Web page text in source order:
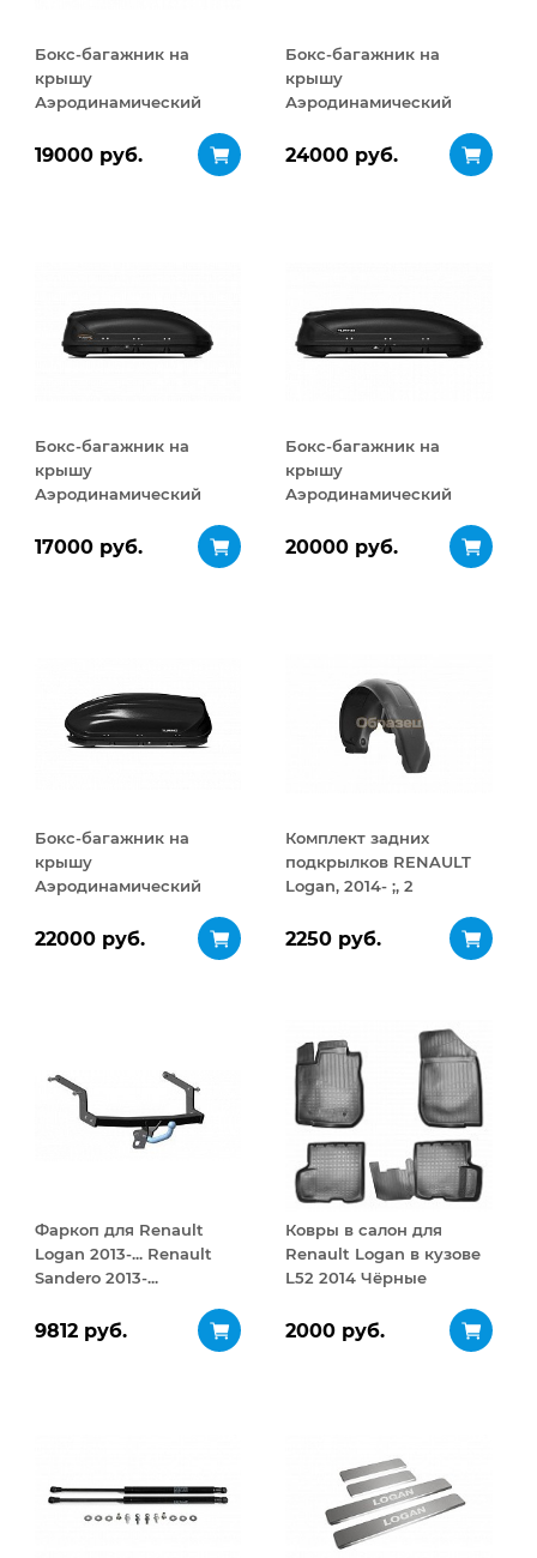
Бокс-багажник на
крышу
Аэродинамический
ДВУСТОРОННЕЕ
19000 руб.
Бокс-багажник на
крышу
Аэродинамический
24000 руб.
Бокс-багажник на
крышу
Аэродинамический
17000 руб.
Бокс-багажник на
крышу
Аэродинамический
20000 руб.
Бокс-багажник на
крышу
Аэродинамический
ДВУСТОРОННЕЕ
22000 руб.
Комплект задних
подкрылков RENAULT
Logan, 2014- ;, 2
2250 руб.
Фаркоп для Renault
Logan 2013-... Renault
Sandero 2013-...
9812 руб.
Ковры в салон для
Renault Logan в кузове
L52 2014 Чёрные
2000 руб.